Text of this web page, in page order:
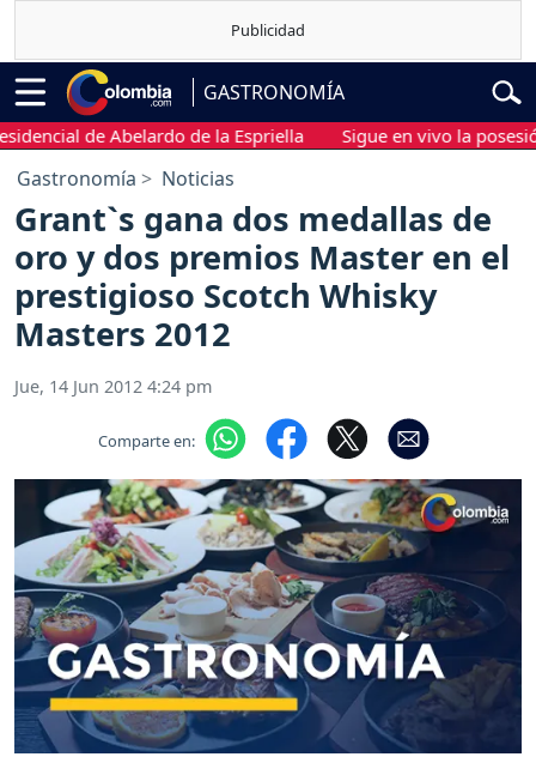
GASTRONOMÍA
de Abelardo de la Espriella Sigue en vivo la
Gastronomía Noticias
Grant`s gana dos medallas de
oro y dos premios Master en el
prestigioso Scotch Whisky
Masters 2012
Jue, 14 Jun 2012 4:24 pm
Comparte en: